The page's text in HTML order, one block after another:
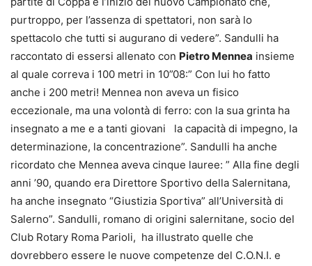
purtroppo, per l’assenza di spettatori, non sarà lo
spettacolo che tutti si augurano di vedere”. Sandulli ha
raccontato di essersi allenato con Pietro Mennea insieme
al quale correva i 100 metri in 10”08:” Con lui ho fatto
anche i 200 metri! Mennea non aveva un fisico
eccezionale, ma una volontà di ferro: con la sua grinta ha
insegnato a me e a tanti giovani la capacità di impegno, la
determinazione, la concentrazione”. Sandulli ha anche
ricordato che Mennea aveva cinque lauree: ” Alla fine degli
anni ’90, quando era Direttore Sportivo della Salernitana,
ha anche insegnato “Giustizia Sportiva” all’Università di
Salerno”. Sandulli, romano di origini salernitane, socio del
Club Rotary Roma Parioli, ha illustrato quelle che
dovrebbero essere le nuove competenze del C.O.N.I. e